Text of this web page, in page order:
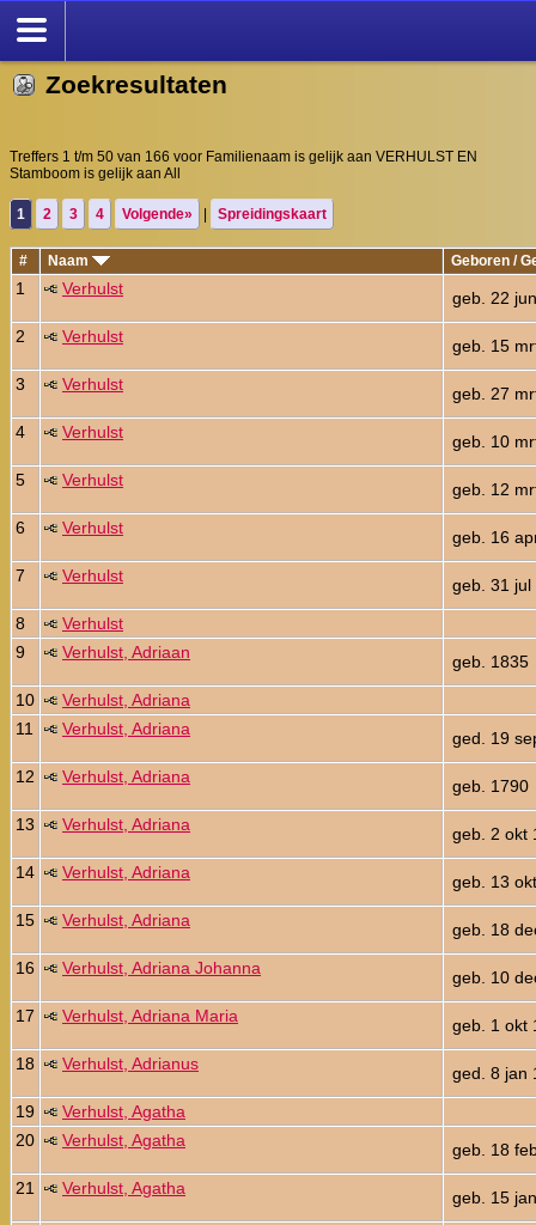
Zoekresultaten
Treffers 1 t/m 50 van 166 voor Familienaam is gelijk aan VERHULST EN
Stamboom is gelijk aan All
1 2 3 4 Volgende» Spreidingskaart
# Naam Geboren /
1 Verhulst
geb. 22
2
Verhulst
geb. 15
3
Verhulst
geb. 27
4
Verhulst
geb. 10
5
Verhulst
geb. 12
6
Verhulst
geb. 16
7
Verhulst
geb. 31 jul
8
Verhulst
9
Verhulst, Adriaan
geb. 1835
10
Verhulst, Adriana
11
Verhulst, Adriana
ged. 19
12
Verhulst, Adriana
geb. 1790
13
Verhulst, Adriana
geb. 2 okt
14
Verhulst, Adriana
geb. 13
15
Verhulst, Adriana
geb. 18
16
Verhulst, Adriana Johanna
geb. 10
17
Verhulst, Adriana Maria
geb. 1 okt
18
Verhulst, Adrianus
ged. 8 jan
19
Verhulst, Agatha
20
Verhulst, Agatha
geb. 18
21
Verhulst, Agatha
geb. 15